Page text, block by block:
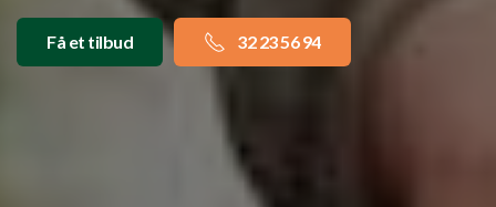
Få et tilbud 32 23 56 94